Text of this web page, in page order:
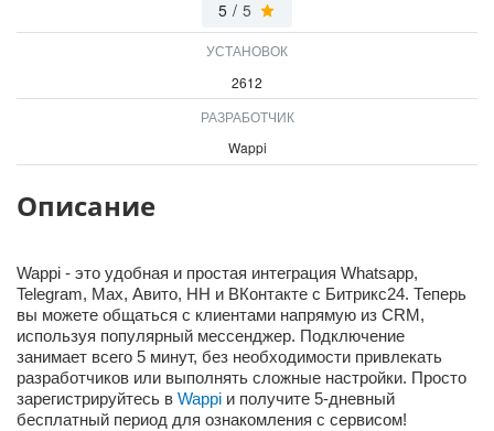
5 / 5
УСТАНОВОК
2612
РАЗРАБОТЧИК
Wappi
Описание
Wappi - это удобная и простая интеграция Whatsapp,
Telegram, Max, Авито, HH и ВКонтакте с Битрикс24. Теперь
вы можете общаться с клиентами напрямую из CRM,
используя популярный мессенджер. Подключение
занимает всего 5 минут, без необходимости привлекать
разработчиков или выполнять сложные настройки. Просто
зарегистрируйтесь в Wappi и получите 5-дневный
бесплатный период для ознакомления с сервисом!